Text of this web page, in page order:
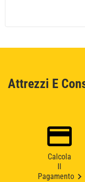
Attrezzi E
Calcola
Pagamento